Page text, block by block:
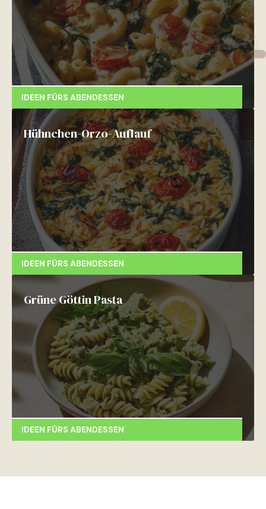
IDEEN FÜRS ABENDESSEN
Hühnchen-Orzo-Auflauf
IDEEN FÜRS ABENDESSEN
Grüne Göttin Pasta
IDEEN FÜRS ABENDESSEN